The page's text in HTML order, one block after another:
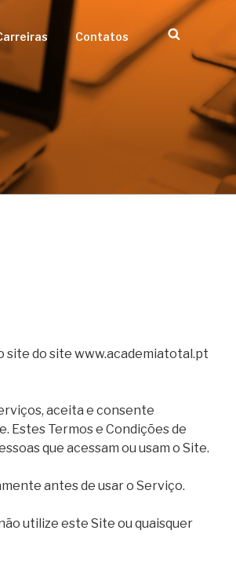
Contatos
Pesquisar
site do site www.academiatotal.pt
aceita e consente
Estes Termos e Condições de
que acessam ou usam o Site.
antes de usar o Serviço.
utilize este Site ou quaisquer